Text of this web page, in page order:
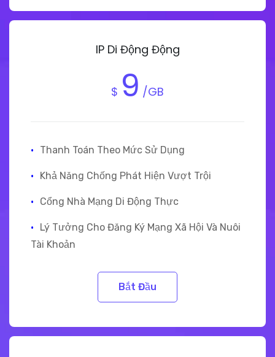
IP Di Động Động
$ 9 /GB
· Thanh Toán Theo Mức Sử Dụng
· Khả Năng Chống Phát Hiện Vượt Trội
· Cổng Nhà Mạng Di Động Thực
·
Lý Tưởng Cho Đăng Ký Mạng Xã Hội Và Nuôi
Tài Khoản
Bắt Đầu